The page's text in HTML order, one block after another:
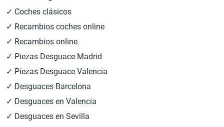
✓ Coches clásicos
✓ Recambios coches online
✓ Recambios online
✓ Piezas Desguace Madrid
✓ Piezas Desguace Valencia
✓ Desguaces Barcelona
✓ Desguaces en Valencia
✓ Desguaces en Sevilla